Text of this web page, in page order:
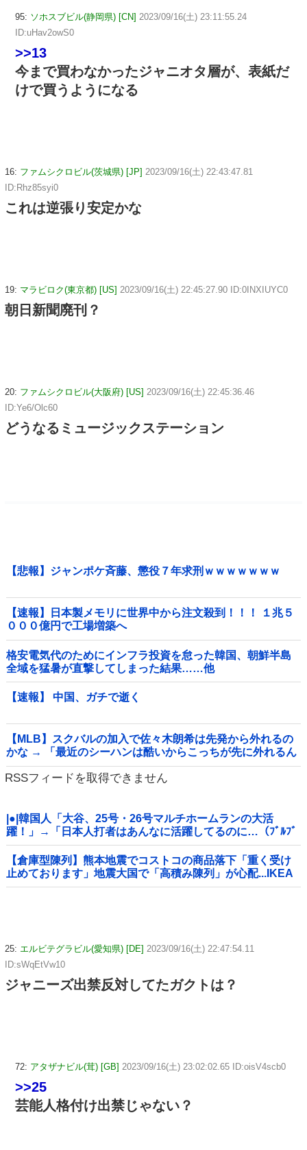
95: ソホスブビル(静岡県) [CN] 2023/09/16(土) 23:11:55.24
ID:uHav2owS0
>>13
今まで買わなかったジャニオタ層が、表紙だ
けで買うようになる
16: ファムシクロビル(茨城県) [JP] 2023/09/16(土) 22:43:47.81
ID:Rhz85syi0
これは逆張り安定かな
19: マラビロク(東京都) [US] 2023/09/16(土) 22:45:27.90 ID:0INXIUYC0
朝日新聞廃刊？
20: ファムシクロビル(大阪府) [US] 2023/09/16(土) 22:45:36.46
ID:Ye6/Olc60
どうなるミュージックステーション
【悲報】ジャンポケ斉藤、懲役７年求刑ｗｗｗｗｗｗｗ
【速報】日本製メモリに世界中から注文殺到！！！ １兆５
０００億円で工場増築へ
格安電気代のためにインフラ投資を怠った韓国、朝鮮半島
全域を猛暑が直撃してしまった結果……他
【速報】 中国、ガチで逝く
【MLB】スクバルの加入で佐々木朗希は先発から外れるの
かな → 「最近のシーハンは酷いからこっちが先に外れるん
じゃないか」「魔法のグローブで好投が続いてるし佐々木
は残してほしいな」
RSSフィードを取得できません
|●|韓国人「大谷、25号・26号マルチホームランの大活
躍！」→「日本人打者はあんなに活躍してるのに…（ﾌﾞﾙﾌﾞ
ﾙ」＝韓国の反応
【倉庫型陳列】熊本地震でコストコの商品落下「重く受け
止めております」地震大国で「高積み陳列」が心配...IKEA
にも聞いた
25: エルビテグラビル(愛知県) [DE] 2023/09/16(土) 22:47:54.11
ID:sWqEtVw10
ジャニーズ出禁反対してたガクトは？
72: アタザナビル(茸) [GB] 2023/09/16(土) 23:02:02.65 ID:oisV4scb0
>>25
芸能人格付け出禁じゃない？